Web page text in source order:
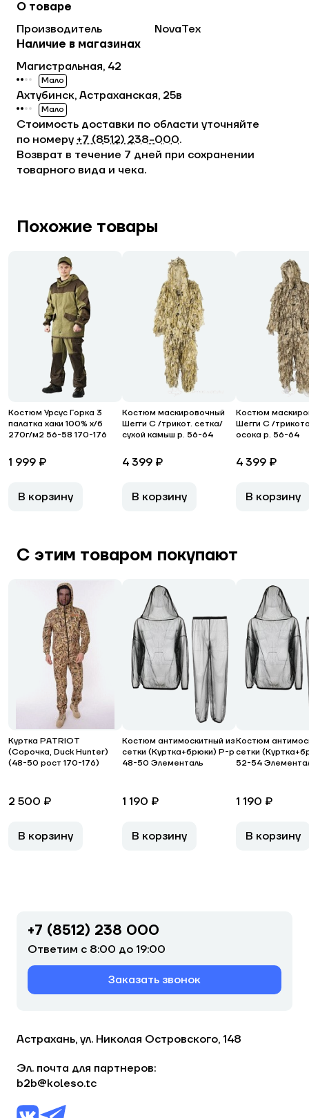
О товаре
Производитель
NovaTex
Стоимость доставки по области уточняйте
по номеру +7 (8512) 238−000.
Возврат в течение 7 дней при сохранении
товарного вида и чека.
Наличие в магазинах
Магистральная, 42
Мало
Ахтубинск, Астраханская, 25в
Мало
Похожие товары
Костюм Урсус Горка 3
палатка хаки 100% х/б
270г/м2 56-58 170-176
1 999 ₽
В корзину
Костюм маскировочный
Шегги С /трикот. сетка/
сухой камыш р. 56-64
4 399 ₽
В корзину
Костюм
Шегги С /
осока р. 56-64
4 399 ₽
В корзину
С этим товаром покупают
Куртка PATRIOT
(Сорочка, Duck Hunter)
(48-50 рост 170-176)
2 500 ₽
В корзину
Костюм антимоскитный из
сетки (Куртка+брюки) Р-р
48-50 Элементаль
1 190 ₽
В корзину
Костюм
сетки
52-54
1 190 ₽
В корзину
+7 (8512) 238 000
Ответим с 8:00 до 19:00
Заказать звонок
Астрахань, ул. Николая Островского, 148
Эл. почта для партнеров:
b2b@koleso.tc